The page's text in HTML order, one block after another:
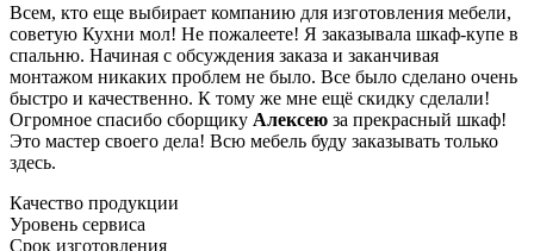
Всем, кто еще выбирает компанию для изготовления мебели,
советую Кухни мол! Не пожалеете! Я заказывала шкаф-купе в
спальню. Начиная с обсуждения заказа и заканчивая
монтажом никаких проблем не было. Все было сделано очень
быстро и качественно. К тому же мне ещё скидку сделали!
Огромное спасибо сборщику Алексею за прекрасный шкаф!
Это мастер своего дела! Всю мебель буду заказывать только
здесь.
Качество продукции
Уровень сервиса
Срок изготовления